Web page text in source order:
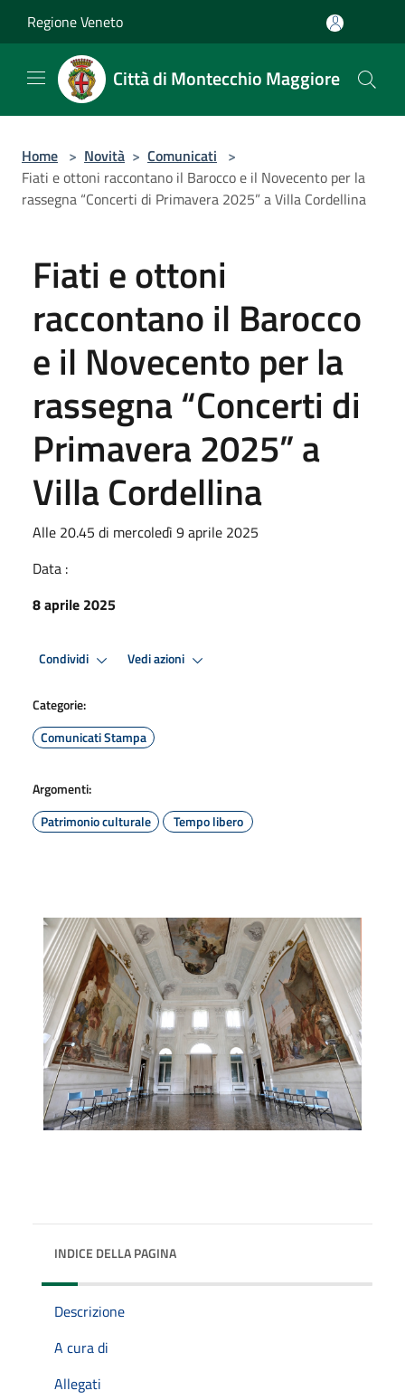
Regione Veneto
Città di Montecchio Maggiore
Home > Novità > Comunicati >
Fiati e ottoni raccontano il Barocco e il Novecento per la
rassegna “Concerti di Primavera 2025” a Villa Cordellina
Fiati e ottoni
raccontano il Barocco
e il Novecento per la
rassegna “Concerti di
Primavera 2025” a
Villa Cordellina
Alle 20.45 di mercoledì 9 aprile 2025
Data :
8 aprile 2025
Condividi Vedi azioni
Categorie:
Comunicati Stampa
Argomenti:
Patrimonio culturale
Tempo libero
INDICE DELLA PAGINA
Descrizione
A cura di
Allegati